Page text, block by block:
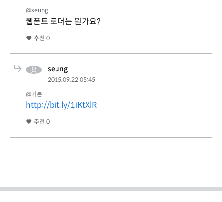
@seung
웹폰트 로더는 뭔가요?
추천 0
seung
2015.09.22 05:45
@기븐
http://bit.ly/1iKtXlR
추천 0